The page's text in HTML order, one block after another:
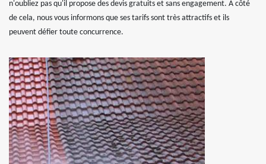
n'oubliez pas qu'il propose des devis gratuits et sans engagement. À côté
de cela, nous vous informons que ses tarifs sont très attractifs et ils
peuvent défier toute concurrence.